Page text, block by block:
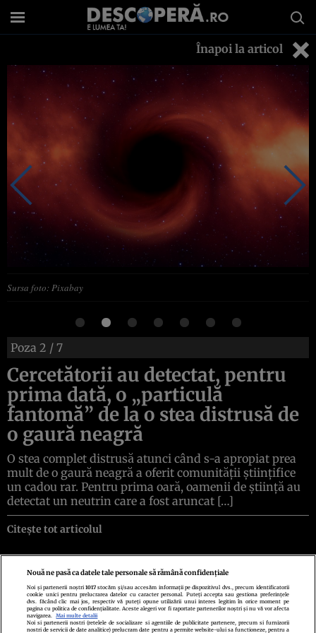
Înapoi la articol
Sursa foto: Pixabay
Poza 2 / 7
Cercetătorii au detectat, pentru
prima dată, o „particulă
fantomă” de la o stea distrusă de
o gaură neagră
O stea complet distrusă atunci când s-a apropiat prea
mult de o gaură neagră a oferit comunității științifice
un cadou rar. Pentru prima oară, oamenii de știință au
detectat un neutrin care a fost aruncat […]
Citește tot articolul
Politica de confidenţialitatePolitica de cookiesTermeni şi condiţii
Echipa redacționalăContactSetări Cookies
Nouă ne pasă ca datele tale personale să rămână confidențiale
Noi și partenerii noștri1017 stocăm și/sau accesăm informații pe dispozitivul dvs., precum identificatorii
cookie unici pentru prelucrarea datelor cu caracter personal. Puteți accepta sau gestiona preferințele
dvs. făcând clic mai jos, respectiv vă puteți opune utilizării unui interes legitim în orice moment pe
pagina cu politica de confidențialitate. Aceste alegeri vor fi raportate partenerilor noștri și nu vă vor afecta
navigarea.
Mai multe detalii
Noi si partenerii nostri (retelele de socializare si agentiile de publicitate partenere, precum si furnizorii
nostri de servicii de date analitice) prelucram date pentru a permite website-ului sa functioneze, pentru a